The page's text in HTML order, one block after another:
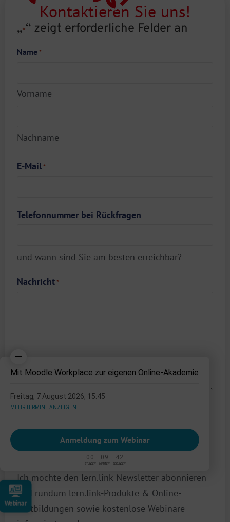
Kontaktieren Sie uns!
„*“ zeigt erforderliche Felder an
Name *
Vorname
Nachname
E-Mail *
Telefonnummer bei Rückfragen
und wann sind Sie am besten erreichbar?
Nachricht *
Ich möchte den lern.link-Newsletter abonnieren
und rundum lern.link-Produkte & Online-
Fortbildungen sowie kostenlose Webinare
Webinar
Mit Moodle Workplace zur eigenen Online-Akademie
Freitag, 7 August 2026, 15:45
MEHR TERMINE ANZEIGEN
Anmeldung zum Webinar
0
0
0
0
STUNDEN
:
0
0
9
9
MINUTEN
:
4
4
1
1
SEKUNDEN